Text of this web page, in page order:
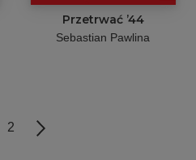
Przetrwać ’44
Sebastian Pawlina
2 Next